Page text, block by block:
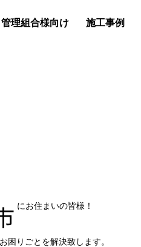
管理組合様向け 施工事例
にお住まいの皆様！
困りごとを解決致します。